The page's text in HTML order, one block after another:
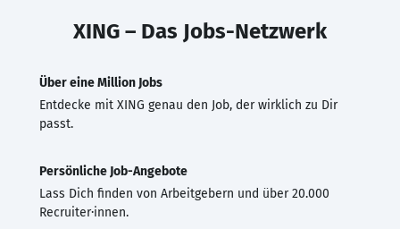
XING – Das Jobs-Netzwerk
Über eine Million Jobs
Entdecke mit XING genau den Job, der wirklich zu Dir
passt.
Persönliche Job-Angebote
Lass Dich finden von Arbeitgebern und über 20.000
Recruiter·innen.